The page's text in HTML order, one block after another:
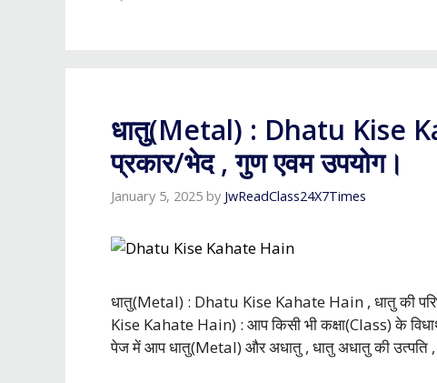
धातु(Metal) : Dhatu Kise
प्रकार/भेद , गुण एवम उपयोग।
January 5, 2025 by JwReadClass24X7Times
धातु(Metal) : Dhatu Kise Kahate Hain , धातु की
Kise Kahate Hain) : आप किसी भी कक्षा(Class) के
पेज में आप धातु(Metal) और अधातु , धातु अधातु की उत्पति